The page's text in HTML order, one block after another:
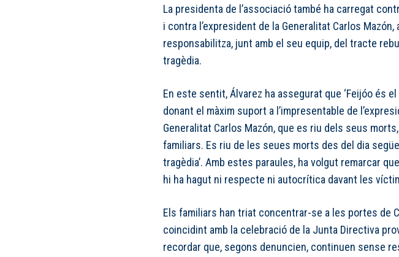
La presidenta de l’associació també ha carregat
i contra l’expresident de la Generalitat Carlos Mazón,
responsabilitza, junt amb el seu equip, del tracte
tragèdia.
En este sentit, Álvarez ha assegurat que ‘Feijóo és
donant el màxim suport a l’impresentable de
Generalitat Carlos Mazón, que es riu dels seus
familiars. Es riu de les seues morts des del dia
tragèdia’. Amb estes paraules, ha volgut remarcar
hi ha hagut ni respecte ni autocrítica davant les
Els familiars han triat concentrar-se a les portes de
coincidint amb la celebració de la Junta Directiva
recordar que, segons denuncien, continuen sense